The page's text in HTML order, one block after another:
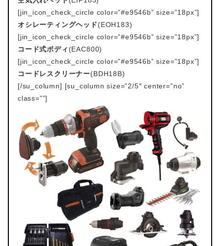
[jin_icon_check_circle color=”#e9546b” size=”18px”]
オシレーティングヘッド(EOH183)
[jin_icon_check_circle color=”#e9546b” size=”18px”]
コード式ボディ (EAC800)
[jin_icon_check_circle color=”#e9546b” size=”18px”]
コードレスクリーナー(BDH18B)
[/su_column] [su_column size=”2/5″ center=”no”
class=””]